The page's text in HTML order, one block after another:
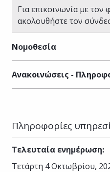
Για επικοινωνία με
ακολουθήστε τον
Νομοθεσία
Ανακοινώσεις -
Πληροφορίες
Τελευταία ενημέρωση:
Τετάρτη 4 Οκτωβρίου,